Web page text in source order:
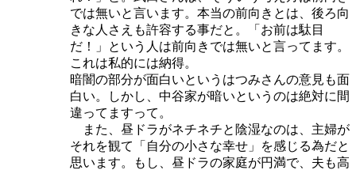
では無いと言います。本当の前向きとは、後ろ向
きな人さえも許容する事だと。「お前は駄目
だ！」という人は前向きでは無いと言ってます。
これは私的には納得。
暗闇の部分が面白いというはつみさんの意見も面
白い。しかし、中谷家が暗いというのは絶対に間
違ってますって。
また、昼ドラがネチネチと陰湿なのは、主婦が
それを観て「自分の小さな幸せ」を感じる為だと
思います。もし、昼ドラの家庭が円満で、夫も高